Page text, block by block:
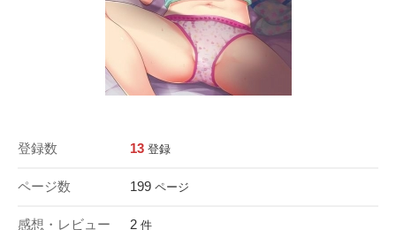
登録数 13 登録
ページ数 199 ページ
感想・レビュー 2 件